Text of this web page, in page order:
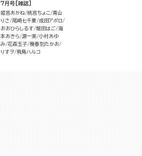
7月号[雑誌]
姫宮あかね 桃宮ちょこ 青山
りさ 尾崎七千夏 成田アポロ
おおひらしるす 堀田はご 海
本あきら 源一実 小村あゆ
み 花森玉子 幾春別たかお
りすヲ 飛鳥ハルコ